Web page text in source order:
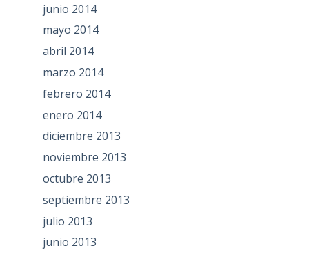
junio 2014
mayo 2014
abril 2014
marzo 2014
febrero 2014
enero 2014
diciembre 2013
noviembre 2013
octubre 2013
septiembre 2013
julio 2013
junio 2013